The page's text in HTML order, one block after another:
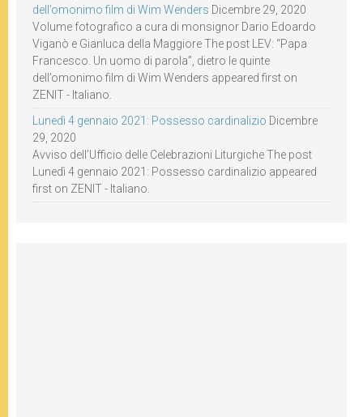
dell’omonimo film di Wim Wenders Dicembre 29, 2020
Volume fotografico a cura di monsignor Dario Edoardo
Viganò e Gianluca della Maggiore The post LEV: “Papa
Francesco. Un uomo di parola”, dietro le quinte
dell’omonimo film di Wim Wenders appeared first on
ZENIT - Italiano.
Lunedì 4 gennaio 2021: Possesso cardinalizio Dicembre
29, 2020
Avviso dell’Ufficio delle Celebrazioni Liturgiche The post
Lunedì 4 gennaio 2021: Possesso cardinalizio appeared
first on ZENIT - Italiano.